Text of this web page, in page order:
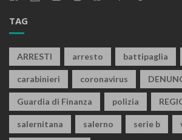
TAG
ARRESTI arresto battipaglia
carabinieri coronavirus
Guardia di Finanza polizia
salernitana salerno serie b